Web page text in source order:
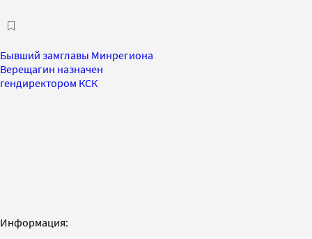
Бывший замглавы Минрегиона
Верещагин назначен
гендиректором КСК
Информация: